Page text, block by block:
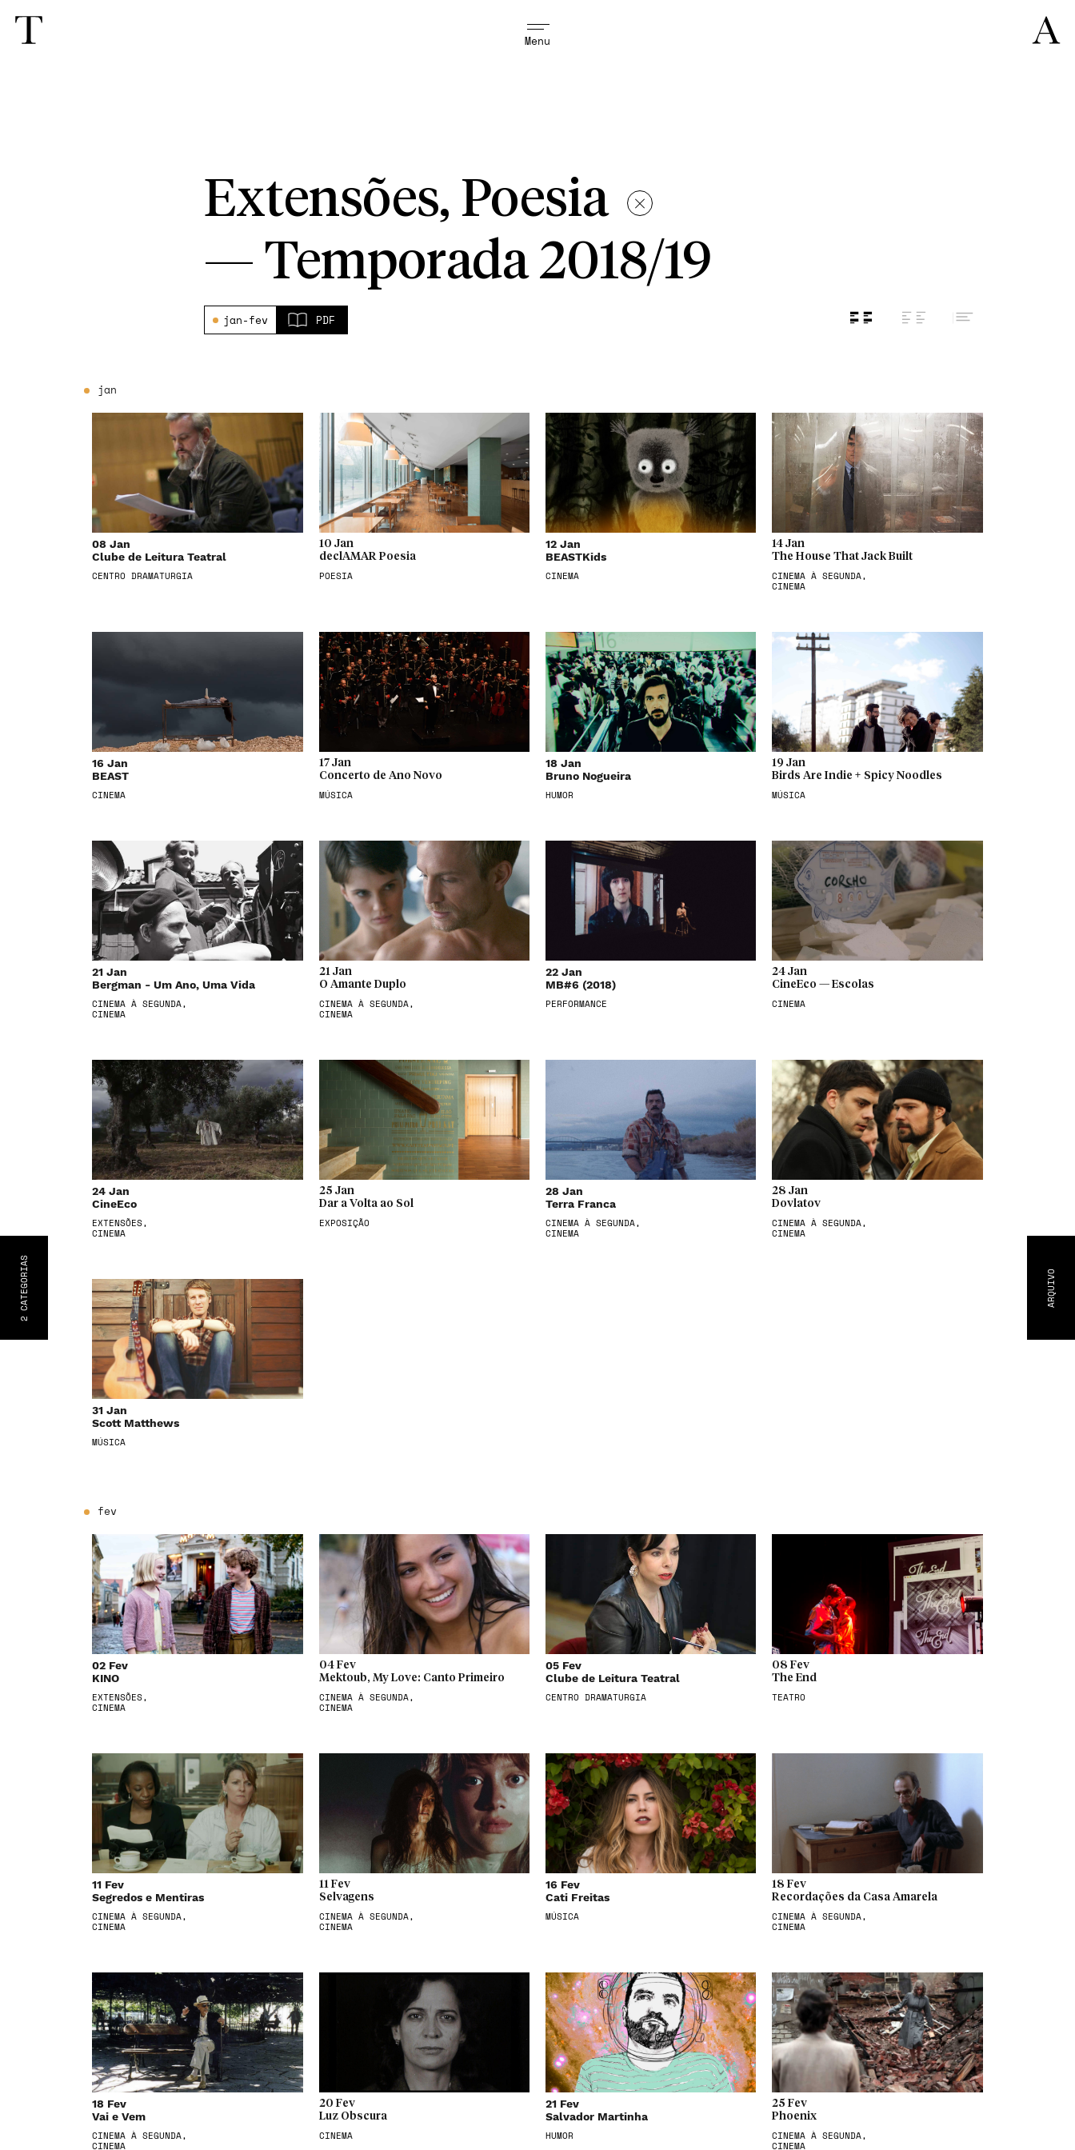
Menu
ARQUIVO
2
CATEGORIA
S
Extensões, Poesia
— Temporada 2018/19
jan-fev PDF
jan
08 Jan
Clube de Leitura Teatral
CENTRO DRAMATURGIA
10 Jan
declAMAR Poesia
POESIA
12 Jan
BEASTKids
CINEMA
14 Jan
The House That Jack Built
CINEMA À SEGUNDA,
CINEMA
16 Jan
BEAST
CINEMA
17 Jan
Concerto de Ano Novo
MÚSICA
18 Jan
Bruno Nogueira
HUMOR
19 Jan
Birds Are Indie + Spicy Noodles
MÚSICA
21 Jan
Bergman - Um Ano, Uma Vida
CINEMA À SEGUNDA,
CINEMA
21 Jan
O Amante Duplo
CINEMA À SEGUNDA,
CINEMA
22 Jan
MB#6 (2018)
PERFORMANCE
24 Jan
CineEco — Escolas
CINEMA
24 Jan
CineEco
EXTENSÕES,
CINEMA
25 Jan
Dar a Volta ao Sol
EXPOSIÇÃO
28 Jan
Terra Franca
CINEMA À SEGUNDA,
CINEMA
28 Jan
Dovlatov
CINEMA À SEGUNDA,
CINEMA
31 Jan
Scott Matthews
MÚSICA
fev
02 Fev
KINO
EXTENSÕES,
CINEMA
04 Fev
Mektoub, My Love: Canto Primeiro
CINEMA À SEGUNDA,
CINEMA
05 Fev
Clube de Leitura Teatral
CENTRO DRAMATURGIA
08 Fev
The End
TEATRO
11 Fev
Segredos e Mentiras
CINEMA À SEGUNDA,
CINEMA
11 Fev
Selvagens
CINEMA À SEGUNDA,
CINEMA
16 Fev
Cati Freitas
MÚSICA
18 Fev
Recordações da Casa Amarela
CINEMA À SEGUNDA,
CINEMA
18 Fev
Vai e Vem
CINEMA À SEGUNDA,
CINEMA
20 Fev
Luz Obscura
CINEMA
21 Fev
Salvador Martinha
HUMOR
25 Fev
Phoenix
CINEMA À SEGUNDA,
CINEMA